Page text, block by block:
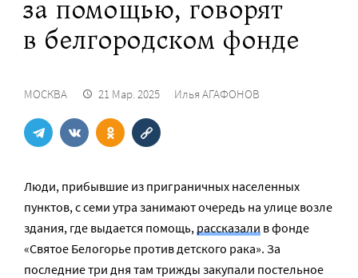
за помощью, говорят
в белгородском фонде
МОСКВА 21 Мар. 2025 Илья АГАФОНОВ
Люди, прибывшие из приграничных населенных
пунктов, с семи утра занимают очередь на улице возле
здания, где выдается помощь,рассказали в фонде
«Святое Белогорье против детского рака». За
последние три дня там трижды закупали постельное